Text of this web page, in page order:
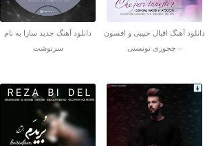
دانلود آهنگ اقبال حبیبی و افسون
– چجوری تونستی
دانلود آهنگ جدید سارا به نام
سرنوشت